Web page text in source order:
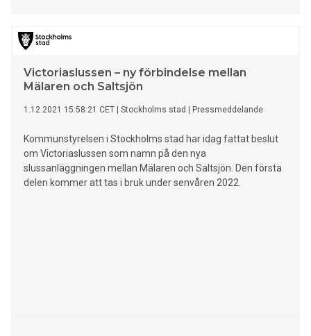
Victoriaslussen – ny förbindelse mellan
Mälaren och Saltsjön
1.12.2021 15:58:21 CET Stockholms stad Pressmeddelande
Kommunstyrelsen i Stockholms stad har idag fattat beslut
om Victoriaslussen som namn på den nya
slussanläggningen mellan Mälaren och Saltsjön. Den första
delen kommer att tas i bruk under senvåren 2022.